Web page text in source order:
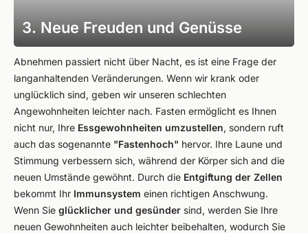
3. Neue Freuden und Genüsse
Abnehmen passiert nicht über Nacht, es ist eine Frage der
langanhaltenden Veränderungen. Wenn wir krank oder
unglücklich sind, geben wir unseren schlechten
Angewohnheiten leichter nach. Fasten ermöglicht es Ihnen
nicht nur, Ihre Essgewohnheiten umzustellen, sondern ruft
auch das sogenannte "Fastenhoch" hervor. Ihre Laune und
Stimmung verbessern sich, während der Körper sich and die
neuen Umstände gewöhnt. Durch die Entgiftung der Zellen
bekommt Ihr Immunsystem einen richtigen Anschwung.
Wenn Sie glücklicher und gesünder sind, werden Sie Ihre
neuen Gewohnheiten auch leichter beibehalten, wodurch Sie